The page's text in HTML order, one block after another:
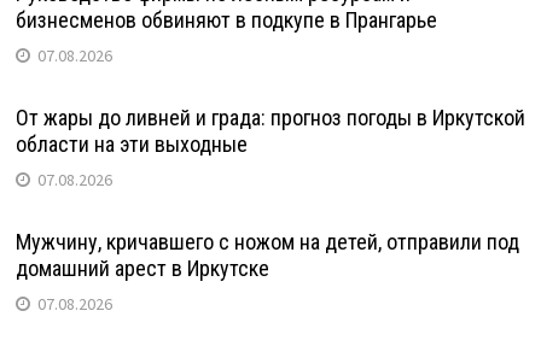
бизнесменов обвиняют в подкупе в Прангарье
07.08.2026
От жары до ливней и града: прогноз погоды в Иркутской
области на эти выходные
07.08.2026
Мужчину, кричавшего с ножом на детей, отправили под
домашний арест в Иркутске
07.08.2026